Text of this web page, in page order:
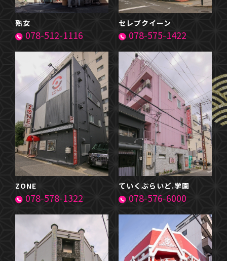
熟女
078-512-1116
セレブクイーン
078-575-1422
ZONE
078-578-1322
ていくぷらいど.学園
078-576-6000